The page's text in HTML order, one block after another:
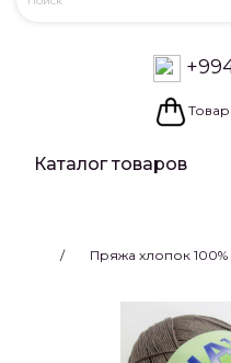
Каталог товаров
Пряжа хлопок